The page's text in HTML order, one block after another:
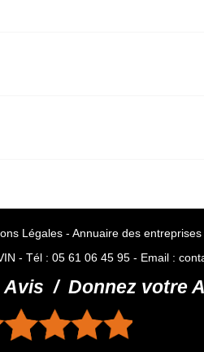
Légales- Annuaire des entreprises
- Tél : 05 61 06 45 95 - Email :
Avis / Donnez votre